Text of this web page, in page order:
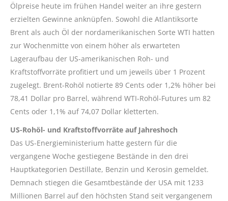
Ölpreise heute im frühen Handel weiter an ihre gestern
erzielten Gewinne anknüpfen. Sowohl die Atlantiksorte
Brent als auch Öl der nordamerikanischen Sorte WTI hatten
zur Wochenmitte von einem höher als erwarteten
Lageraufbau der US-amerikanischen Roh- und
Kraftstoffvorräte profitiert und um jeweils über 1 Prozent
zugelegt. Brent-Rohöl notierte 89 Cents oder 1,2% höher bei
78,41 Dollar pro Barrel, während WTI-Rohöl-Futures um 82
Cents oder 1,1% auf 74,07 Dollar kletterten.
US-Rohöl- und Kraftstoffvorräte auf Jahreshoch
Das US-Energieministerium hatte gestern für die
vergangene Woche gestiegene Bestände in den drei
Hauptkategorien Destillate, Benzin und Kerosin gemeldet.
Demnach stiegen die Gesamtbestände der USA mit 1233
Millionen Barrel auf den höchsten Stand seit vergangenem